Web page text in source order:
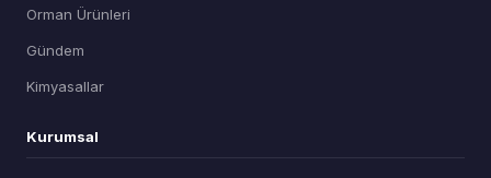
Orman Ürünleri
Gündem
Kimyasallar
Kurumsal